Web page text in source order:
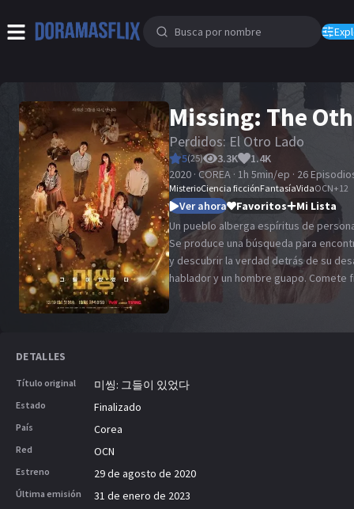
Missing: The
Perdidos: El Otro Lado
5(25) 3.3K
1.4K
2020 · COREA · 1h 5min/ep · 26
MisterioCiencia ficciónFantasíaVidaOCN+12
Ver ahora Favoritos
Mi Lista
Un pueblo alberga espíritus de
Se produce una búsqueda para
y descubrir la verdad detrás de su
hablador y un hombre guapo. Comete
día, llega a Duon Village, donde se
figura misteriosa. Busca en secreto a
partidario de Kim Wook. Ella es una
personas desaparecidas.
DETALLES
Título original 미씽: 그들이 있었다
Estado Finalizado
País Corea
Red OCN
Estreno 29 de agosto de 2020
Última emisión 31 de enero de 2023